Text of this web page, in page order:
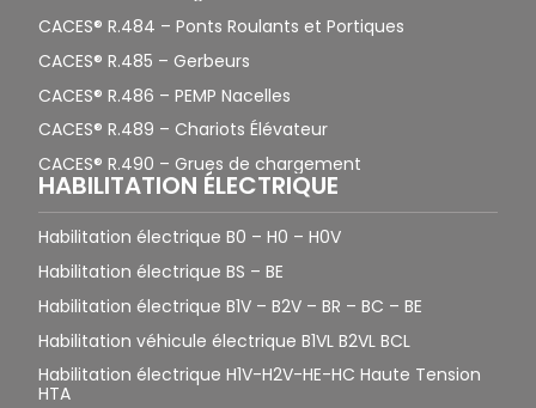
CACES® R.484 – Ponts Roulants et Portiques
CACES® R.485 – Gerbeurs
CACES® R.486 – PEMP Nacelles
CACES® R.489 – Chariots Élévateur
CACES® R.490 – Grues de chargement
HABILITATION ÉLECTRIQUE
Habilitation électrique B0 – H0 – H0V
Habilitation électrique BS – BE
Habilitation électrique B1V – B2V – BR – BC – BE
Habilitation véhicule électrique B1VL B2VL BCL
Habilitation électrique H1V-H2V-HE-HC Haute Tension
HTA